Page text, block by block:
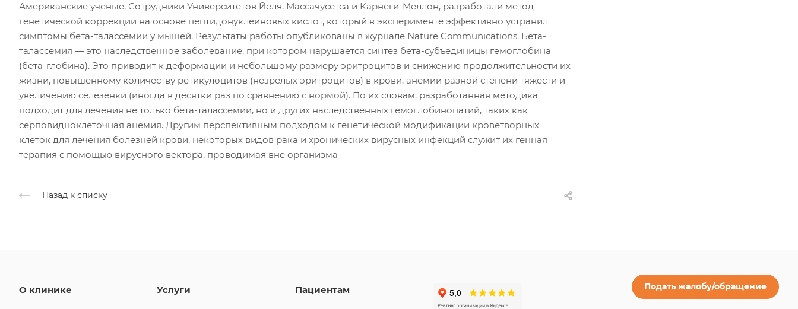
Американские ученые, Сотрудники Университетов Йеля, Массачусетса и Карнеги-Меллон, разработали метод
генетической коррекции на основе пептидонуклеиновых кислот, который в эксперименте эффективно устранил
симптомы бета-талассемии у мышей. Результаты работы опубликованы в журнале Nature Communications. Бета-
талассемия — это наследственное заболевание, при котором нарушается синтез бета-субъединицы гемоглобина
(бета-глобина). Это приводит к деформации и небольшому размеру эритроцитов и снижению продолжительности их
жизни, повышенному количеству ретикулоцитов (незрелых эритроцитов) в крови, анемии разной степени тяжести и
увеличению селезенки (иногда в десятки раз по сравнению с нормой). По их словам, разработанная методика
подходит для лечения не только бета-талассемии, но и других наследственных гемоглобинопатий, таких как
серповидноклеточная анемия. Другим перспективным подходом к генетической модификации кроветворных
клеток для лечения болезней крови, некоторых видов рака и хронических вирусных инфекций служит их генная
терапия с помощью вирусного вектора, проводимая вне организма
Назад к списку
О клинике Услуги Пациентам Подать жалобу/обращение